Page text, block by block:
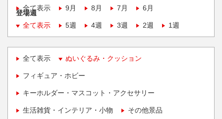
全て表示
9月 8月 7月 6月
登場週
全て表示
5週 4週 3週 2週 1週
全て表示 ぬいぐるみ・クッション
フィギュア・ホビー
キーホルダー・マスコット・アクセサリー
生活雑貨・インテリア・小物 その他景品